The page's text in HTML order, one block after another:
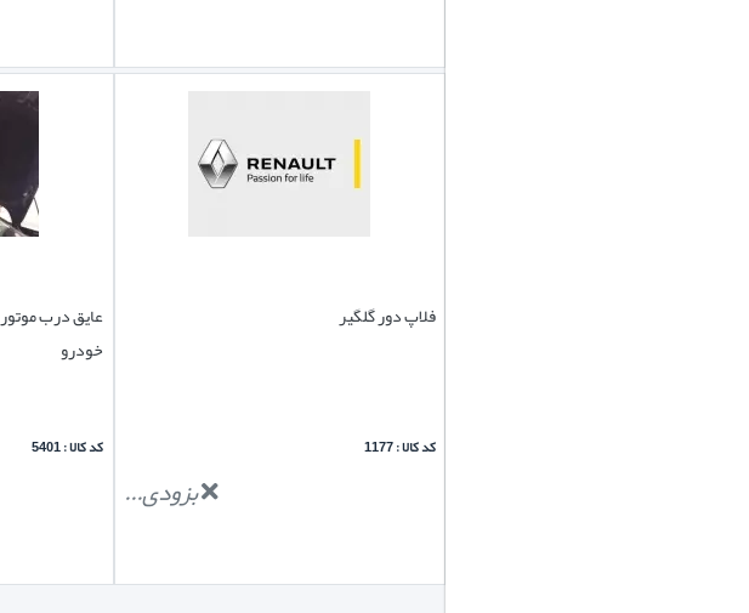
فلاپ دور گلگیر
کد کالا : 1177
بزودی...
خودرو
کد کالا : 5401